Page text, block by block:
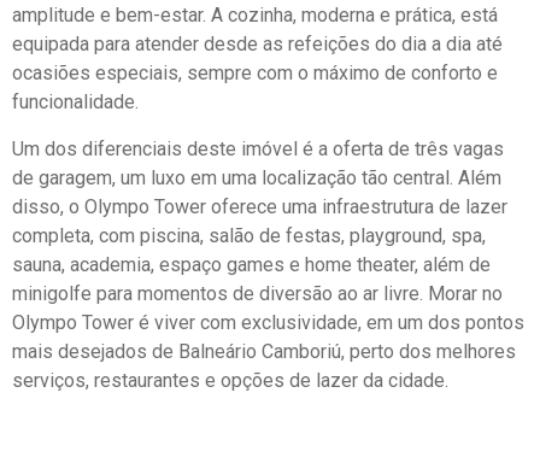
amplitude e bem-estar. A cozinha, moderna e prática, está
equipada para atender desde as refeições do dia a dia até
ocasiões especiais, sempre com o máximo de conforto e
funcionalidade.
Um dos diferenciais deste imóvel é a oferta de três vagas
de garagem, um luxo em uma localização tão central. Além
disso, o Olympo Tower oferece uma infraestrutura de lazer
completa, com piscina, salão de festas, playground, spa,
sauna, academia, espaço games e home theater, além de
minigolfe para momentos de diversão ao ar livre. Morar no
Olympo Tower é viver com exclusividade, em um dos pontos
mais desejados de Balneário Camboriú, perto dos melhores
serviços, restaurantes e opções de lazer da cidade.